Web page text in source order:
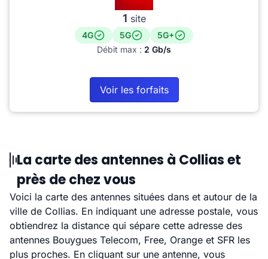
1 site
4G 5G
5G+
Débit max : 2 Gb/s
Voir les forfaits
La carte des antennes à Collias et
près de chez vous
Voici la carte des antennes situées dans et autour de la
ville de Collias. En indiquant une adresse postale, vous
obtiendrez la distance qui sépare cette adresse des
antennes Bouygues Telecom, Free, Orange et SFR les
plus proches. En cliquant sur une antenne, vous